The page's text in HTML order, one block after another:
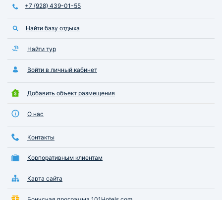
есть хорошие парки, зоопарк. Для
бюджетного отдыха - это
наверное лучший вариант.
+7 (928) 439-01-55
Найти базу отдыха
Найти тур
Войти в личный кабинет
Добавить объект размещения
О нас
Контакты
Корпоративным клиентам
Карта сайта